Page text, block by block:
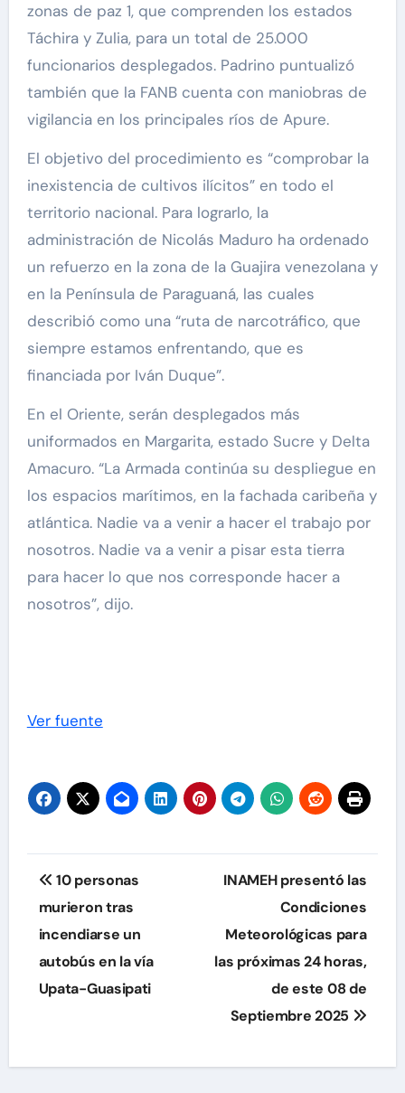
zonas de paz 1, que comprenden los estados
Táchira y Zulia, para un total de 25.000
funcionarios desplegados. Padrino puntualizó
también que la FANB cuenta con maniobras de
vigilancia en los principales ríos de Apure.
El objetivo del procedimiento es “comprobar la
inexistencia de cultivos ilícitos” en todo el
territorio nacional. Para lograrlo, la
administración de Nicolás Maduro ha ordenado
un refuerzo en la zona de la Guajira venezolana y
en la Península de Paraguaná, las cuales
describió como una “ruta de narcotráfico, que
siempre estamos enfrentando, que es
financiada por Iván Duque”.
En el Oriente, serán desplegados más
uniformados en Margarita, estado Sucre y Delta
Amacuro. “La Armada continúa su despliegue en
los espacios marítimos, en la fachada caribeña y
atlántica. Nadie va a venir a hacer el trabajo por
nosotros. Nadie va a venir a pisar esta tierra
para hacer lo que nos corresponde hacer a
nosotros”, dijo.
Ver fuente
Navegación
de
entradas
10 personas
murieron tras
incendiarse un
autobús en la vía
Upata-Guasipati
INAMEH presentó las
Condiciones
Meteorológicas para
las próximas 24 horas,
de este 08 de
Septiembre 2025